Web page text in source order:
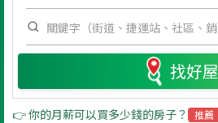
找好屋
👉 你的月薪可以買多少錢的房子？ 推薦